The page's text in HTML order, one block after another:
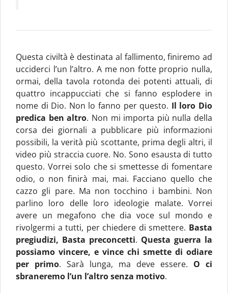
Questa civiltà è destinata al fallimento, finiremo ad
ucciderci l’un l’altro. A me non fotte proprio nulla,
ormai, della tavola rotonda dei potenti attuali, di
quattro incappucciati che si fanno esplodere in
nome di Dio. Non lo fanno per questo. Il loro Dio
predica ben altro. Non mi importa più nulla della
corsa dei giornali a pubblicare più informazioni
possibili, la verità più scottante, prima degli altri, il
video più straccia cuore. No. Sono esausta di tutto
questo. Vorrei solo che si smettesse di fomentare
odio, o non finirà mai, mai. Facciano quello che
cazzo gli pare. Ma non tocchino i bambini. Non
parlino loro delle loro ideologie malate. Vorrei
avere un megafono che dia voce sul mondo e
rivolgermi a tutti, per chiedere di smettere. Basta
pregiudizi, Basta preconcetti. Questa guerra la
possiamo vincere, e vince chi smette di odiare
per primo. Sarà lunga, ma deve essere. O ci
sbraneremo l’un l’altro senza motivo.